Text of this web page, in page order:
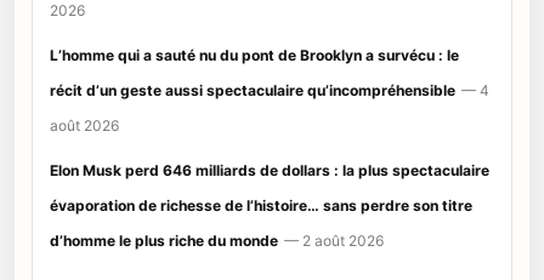
2026
L’homme qui a sauté nu du pont de Brooklyn a survécu : le
récit d’un geste aussi spectaculaire qu’incompréhensible — 4
août 2026
Elon Musk perd 646 milliards de dollars : la plus spectaculaire
évaporation de richesse de l’histoire… sans perdre son titre
d’homme le plus riche du monde — 2 août 2026